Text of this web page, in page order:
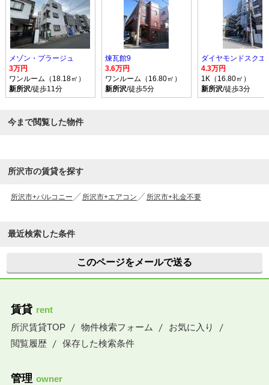
メゾン・プラージュ
3万円
ワンルーム（18.18㎡）
新所沢/徒歩11分
煉瓦館9
3.6万円
ワンルーム（16.80㎡）
新所沢/徒歩5分
4.3万円
1K（16.80㎡）
新所沢/徒歩3分
今まで閲覧した物件
所沢市の賃貸を探す
所沢市+バルコニー 所沢市+エアコン 所沢市+礼金不要
最近検索した条件
このページをメールで送る
賃貸 rent
所沢賃貸TOP
物件検索フォーム
お気に入り
閲覧履歴
保存した検索条件
管理 owner